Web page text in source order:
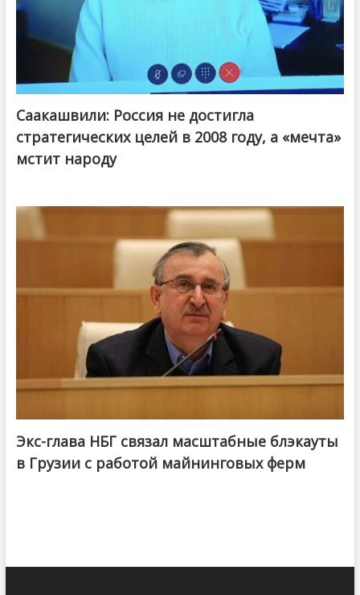
Саакашвили: Россия не достигла
стратегических целей в 2008 году, а «мечта»
мстит народу
Экс-глава НБГ связал масштабные блэкауты
в Грузии с работой майнинговых ферм